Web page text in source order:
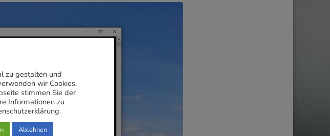
zu gestalten und
wir Cookies.
stimmen Sie der
Informationen zu
Ablehnen